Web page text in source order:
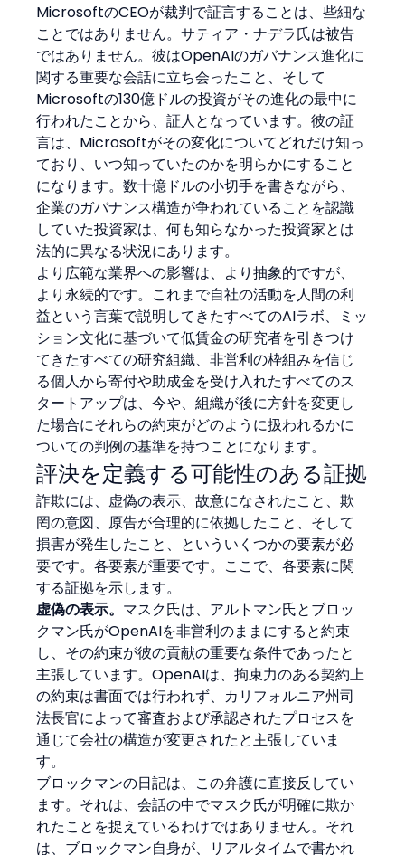
MicrosoftのCEOが裁判で証言することは、些細な
ことではありません。サティア・ナデラ氏は被告
ではありません。彼はOpenAIのガバナンス進化に
関する重要な会話に立ち会ったこと、そして
Microsoftの130億ドルの投資がその進化の最中に
行われたことから、証人となっています。彼の証
言は、Microsoftがその変化についてどれだけ知っ
ており、いつ知っていたのかを明らかにすること
になります。数十億ドルの小切手を書きながら、
企業のガバナンス構造が争われていることを認識
していた投資家は、何も知らなかった投資家とは
法的に異なる状況にあります。
より広範な業界への影響は、より抽象的ですが、
より永続的です。これまで自社の活動を人間の利
益という言葉で説明してきたすべてのAIラボ、ミッ
ション文化に基づいて低賃金の研究者を引きつけ
てきたすべての研究組織、非営利の枠組みを信じ
る個人から寄付や助成金を受け入れたすべてのス
タートアップは、今や、組織が後に方針を変更し
た場合にそれらの約束がどのように扱われるかに
ついての判例の基準を持つことになります。
評決を定義する可能性のある証拠
詐欺には、虚偽の表示、故意になされたこと、欺
罔の意図、原告が合理的に依拠したこと、そして
損害が発生したこと、といういくつかの要素が必
要です。各要素が重要です。ここで、各要素に関
する証拠を示します。
虚偽の表示。 マスク氏は、アルトマン氏とブロッ
クマン氏がOpenAIを非営利のままにすると約束
し、その約束が彼の貢献の重要な条件であったと
主張しています。OpenAIは、拘束力のある契約上
の約束は書面では行われず、カリフォルニア州司
法長官によって審査および承認されたプロセスを
通じて会社の構造が変更されたと主張していま
す。
ブロックマンの日記は、この弁護に直接反してい
ます。それは、会話の中でマスク氏が明確に欺か
れたことを捉えているわけではありません。それ
は、ブロックマン自身が、リアルタイムで書かれ